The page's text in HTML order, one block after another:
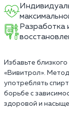
Разработка
Избавьте
«Вивитрол».
употреблять
борьбе с
здоровой и